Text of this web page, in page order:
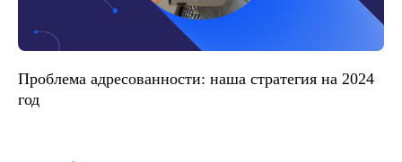
Проблема адресованности: наша стратегия на 2024
год